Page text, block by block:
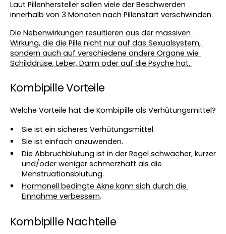
Laut Pillenhersteller sollen viele der Beschwerden
innerhalb von 3 Monaten nach Pillenstart verschwinden.
Die Nebenwirkungen resultieren aus der massiven
Wirkung, die die Pille nicht nur auf das Sexualsystem,
sondern auch auf verschiedene andere Organe wie
Schilddrüse, Leber, Darm oder auf die Psyche hat.
Kombipille Vorteile
Welche Vorteile hat die Kombipille als Verhütungsmittel?
Sie ist ein sicheres Verhütungsmittel.
Sie ist einfach anzuwenden.
Die Abbruchblutung ist in der Regel schwächer, kürzer
und/oder weniger schmerzhaft als die
Menstruationsblutung.
Hormonell bedingte Akne kann sich durch die
Einnahme verbessern.
Kombipille Nachteile